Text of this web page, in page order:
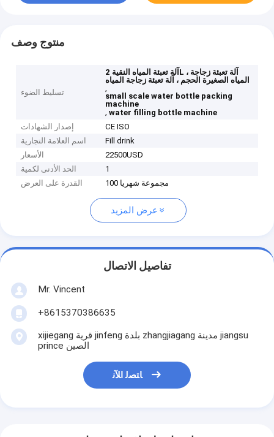
منتوج وصف
تسليط الضوء
آلة تعبئة المياه النقية 2L ، آلة تعبئة زجاجة
المياه الصغيرة الحجم ، آلة تعبئة زجاجة المياه
,
small scale water bottle packing
machine
,water filling bottle machine
إصدار الشهادات
CE ISO
اسم العلامة التجارية
Fill drink
الأسعار
22500USD
الحد الأدنى لكمية
1
القدرة على العرض
100 مجموعة شهريا
عرض المزيد
تفاصيل الاتصال
Mr. Vincent
+8615370386635
xijiegang قرية jinfeng بلدة zhangjiagang مدينة jiangsu
prince الصين
ﺎﺘﺼﻟ ﺍﻶﻧ